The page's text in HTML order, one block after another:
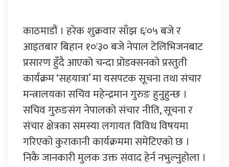
काठमाडौं । हरेक शुक्रवार साँझ ६ः०५ बजे र
आइतबार बिहान १०ः३० बजे नेपाल टेलिभिजनबाट
प्रसारण हुँदै आएको चन्दा प्रोडक्सनको प्रस्तुती
कार्यक्रम ‘सहयात्रा’ मा यसपटक सूचना तथा संचार
मन्त्रालयका सचिव महेन्द्रमान गुरुङ हुनुहुन्छ ।
सचिव गुरुङसंग नेपालको संचार नीति, सूचना र
संचार क्षेत्रका समस्या लगायत विविध विषयमा
गरिएको कुराकानी कार्यक्रममा समेटिएको छ ।
निकै जानकारी मुलक उक्त संवाद हेर्न नभुल्नुहोला ।